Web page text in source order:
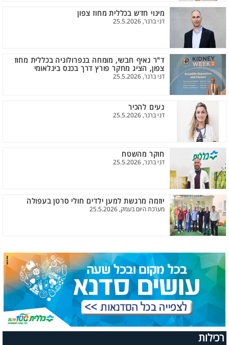
מינוי חדש בכללית מחוז צפון
דני ברנר, 25.5.2026
ד"ר נאיף חבשי, מומחה בנפרולוגיה בכללית מחוז
צפון, הציג מחקר פורץ דרך בכנס בינלאומי
דני ברנר, 25.5.2026
נעים להכיר
דני ברנר, 25.5.2026
חוקר מהשטח
דני ברנר, 25.5.2026
יוזמה מרגשת למען ילדים חולי סרטן בעפולה
מערכת היום בעמק, 25.5.2026
רכילות